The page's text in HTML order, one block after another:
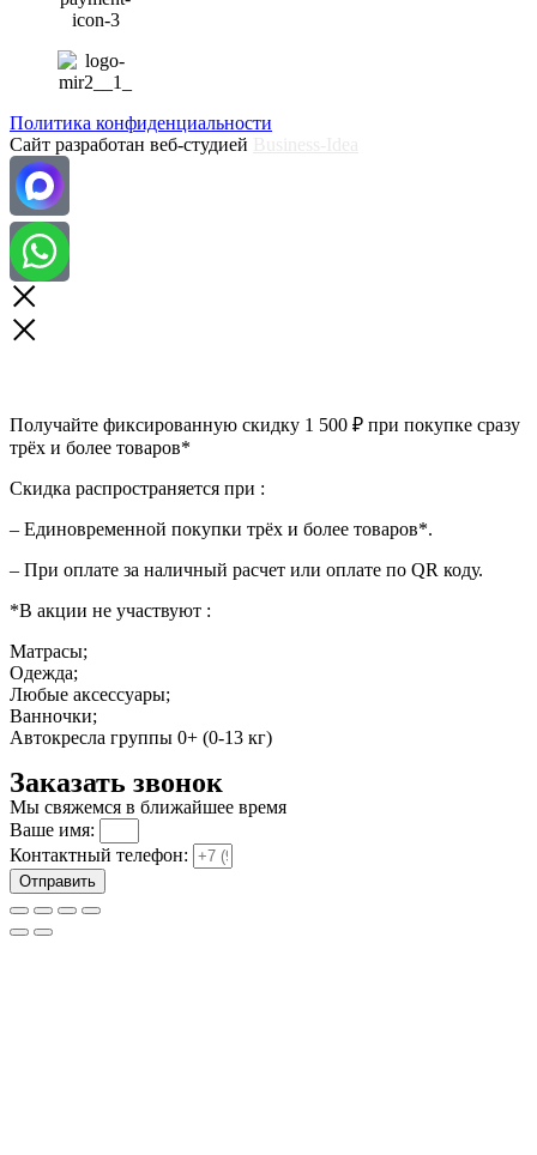
Политика конфиденциальности
Сайт разработан веб-студией
Получайте фиксированную скидку 1 500 ₽ при покупке сразу
трёх и более товаров*
Скидка распространяется при :
– Единовременной покупки трёх и более товаров*.
– При оплате за наличный расчет или оплате по QR коду.
*В акции не участвуют :
Матрасы;
Одежда;
Любые аксессуары;
Ванночки;
Автокресла группы 0+ (0-13 кг)
Заказать звонок
Мы свяжемся в ближайшее время
Ваше имя:
Контактный телефон:
Отправить